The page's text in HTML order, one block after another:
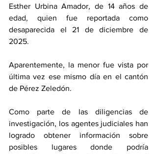
Esther Urbina Amador, de 14 años de
edad, quien fue reportada como
desaparecida el 21 de diciembre de
2025.
Aparentemente, la menor fue vista por
última vez ese mismo día en el cantón
de Pérez Zeledón.
Como parte de las diligencias de
investigación, los agentes judiciales han
logrado obtener información sobre
posibles lugares donde podría